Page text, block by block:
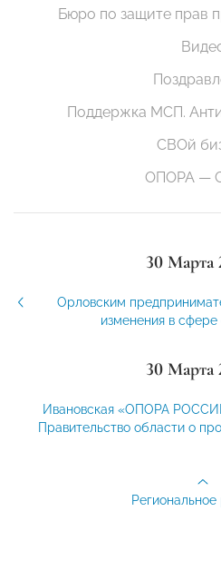
Бюро по защите прав
Поддержка МСП.
СВОй
ОПОРА —
30 Марта
Орловским
изменения в
30 Марта
Ивановская «ОПОРА
Правительство области о
Региональное